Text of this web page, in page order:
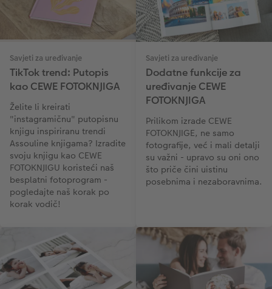
Savjeti za uređivanje
TikTok trend: Putopis
kao CEWE FOTOKNJIGA
Želite li kreirati
"instagramičnu" putopisnu
knjigu inspiriranu trendi
Assouline knjigama? Izradite
svoju knjigu kao CEWE
FOTOKNJIGU koristeći naš
besplatni fotoprogram -
pogledajte naš korak po
korak vodič!
Savjeti za uređivanje
Dodatne funkcije za
uređivanje CEWE
FOTOKNJIGA
Prilikom izrade CEWE
FOTOKNJIGE, ne samo
fotografije, već i mali detalji
su važni - upravo su oni ono
što priče čini uistinu
posebnima i nezaboravnima.